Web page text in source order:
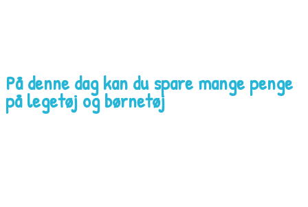
På denne dag kan du spare mange penge
på legetøj og børnetøj